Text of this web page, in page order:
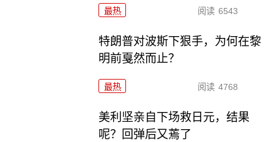
最热 阅读 6543
特朗普对波斯下狠手，为何在黎
明前戛然而止？
最热 阅读 4768
美利坚亲自下场救日元，结果
呢？回弹后又蔫了